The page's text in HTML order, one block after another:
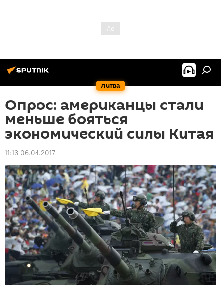
Литва
Опрос: американцы стали
меньше бояться
экономический силы Китая
11:13 06.04.2017